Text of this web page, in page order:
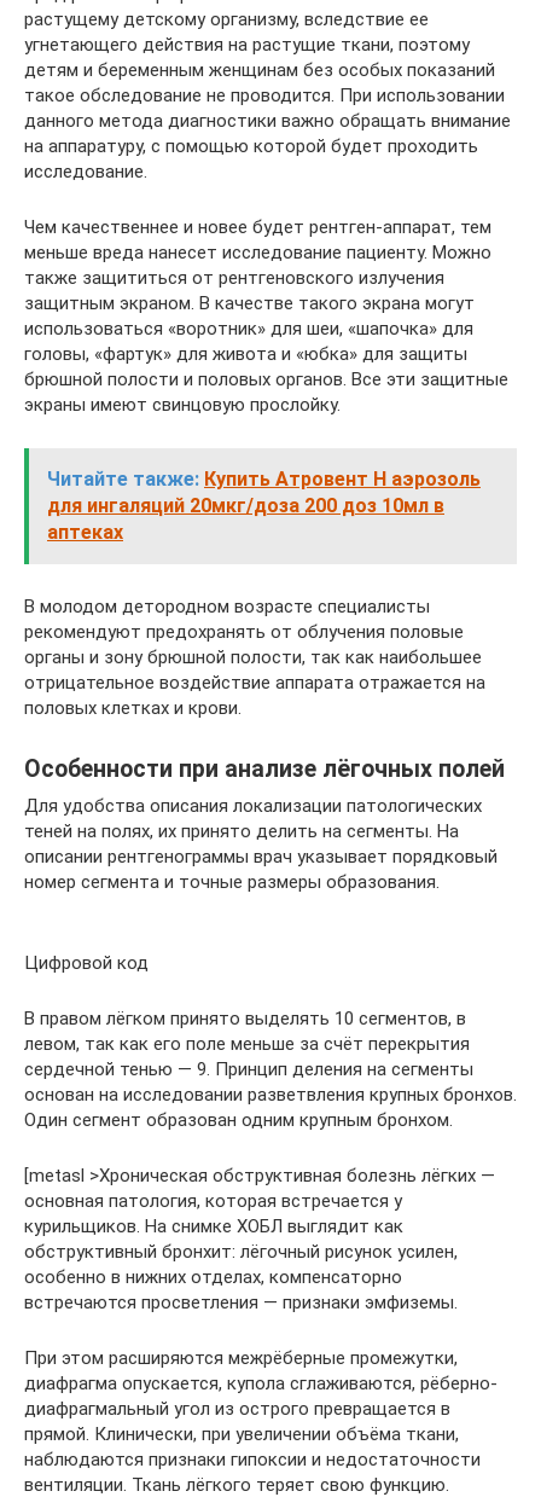
растущему детскому организму, вследствие ее
угнетающего действия на растущие ткани, поэтому
детям и беременным женщинам без особых показаний
такое обследование не проводится. При использовании
данного метода диагностики важно обращать внимание
на аппаратуру, с помощью которой будет проходить
исследование.
Чем качественнее и новее будет рентген-аппарат, тем
меньше вреда нанесет исследование пациенту. Можно
также защититься от рентгеновского излучения
защитным экраном. В качестве такого экрана могут
использоваться «воротник» для шеи, «шапочка» для
головы, «фартук» для живота и «юбка» для защиты
брюшной полости и половых органов. Все эти защитные
экраны имеют свинцовую прослойку.
Читайте также: Купить Атровент Н аэрозоль
для ингаляций 20мкг/доза 200 доз 10мл в
аптеках
В молодом детородном возрасте специалисты
рекомендуют предохранять от облучения половые
органы и зону брюшной полости, так как наибольшее
отрицательное воздействие аппарата отражается на
половых клетках и крови.
Особенности при анализе лёгочных полей
Для удобства описания локализации патологических
теней на полях, их принято делить на сегменты. На
описании рентгенограммы врач указывает порядковый
номер сегмента и точные размеры образования.
Цифровой код
В правом лёгком принято выделять 10 сегментов, в
левом, так как его поле меньше за счёт перекрытия
сердечной тенью — 9. Принцип деления на сегменты
основан на исследовании разветвления крупных бронхов.
Один сегмент образован одним крупным бронхом.
[metasl >Хроническая обструктивная болезнь лёгких —
основная патология, которая встречается у
курильщиков. На снимке ХОБЛ выглядит как
обструктивный бронхит: лёгочный рисунок усилен,
особенно в нижних отделах, компенсаторно
встречаются просветления — признаки эмфиземы.
При этом расширяются межрёберные промежутки,
диафрагма опускается, купола сглаживаются, рёберно-
диафрагмальный угол из острого превращается в
прямой. Клинически, при увеличении объёма ткани,
наблюдаются признаки гипоксии и недостаточности
вентиляции. Ткань лёгкого теряет свою функцию.